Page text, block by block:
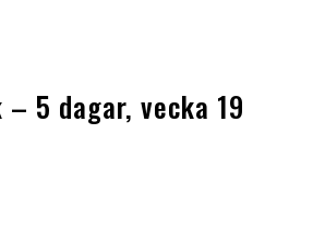
– 5 dagar, vecka 19